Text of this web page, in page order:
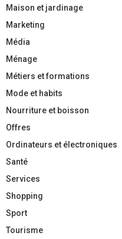
Maison et jardinage
Marketing
Média
Ménage
Métiers et formations
Mode et habits
Nourriture et boisson
Offres
Ordinateurs et électroniques
Santé
Services
Shopping
Sport
Tourisme